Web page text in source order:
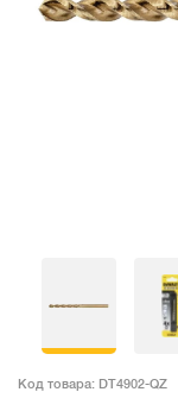
Код товара: DT4902-QZ